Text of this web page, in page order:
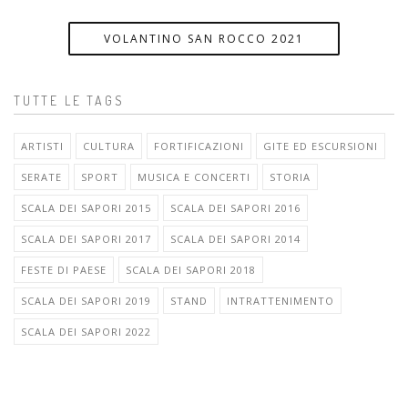
VOLANTINO SAN ROCCO 2021
TUTTE LE TAGS
ARTISTI CULTURA FORTIFICAZIONI GITE ED ESCURSIONI
SERATE SPORT MUSICA E CONCERTI STORIA
SCALA DEI SAPORI 2015 SCALA DEI SAPORI 2016
SCALA DEI SAPORI 2017 SCALA DEI SAPORI 2014
FESTE DI PAESE SCALA DEI SAPORI 2018
SCALA DEI SAPORI 2019 STAND INTRATTENIMENTO
SCALA DEI SAPORI 2022